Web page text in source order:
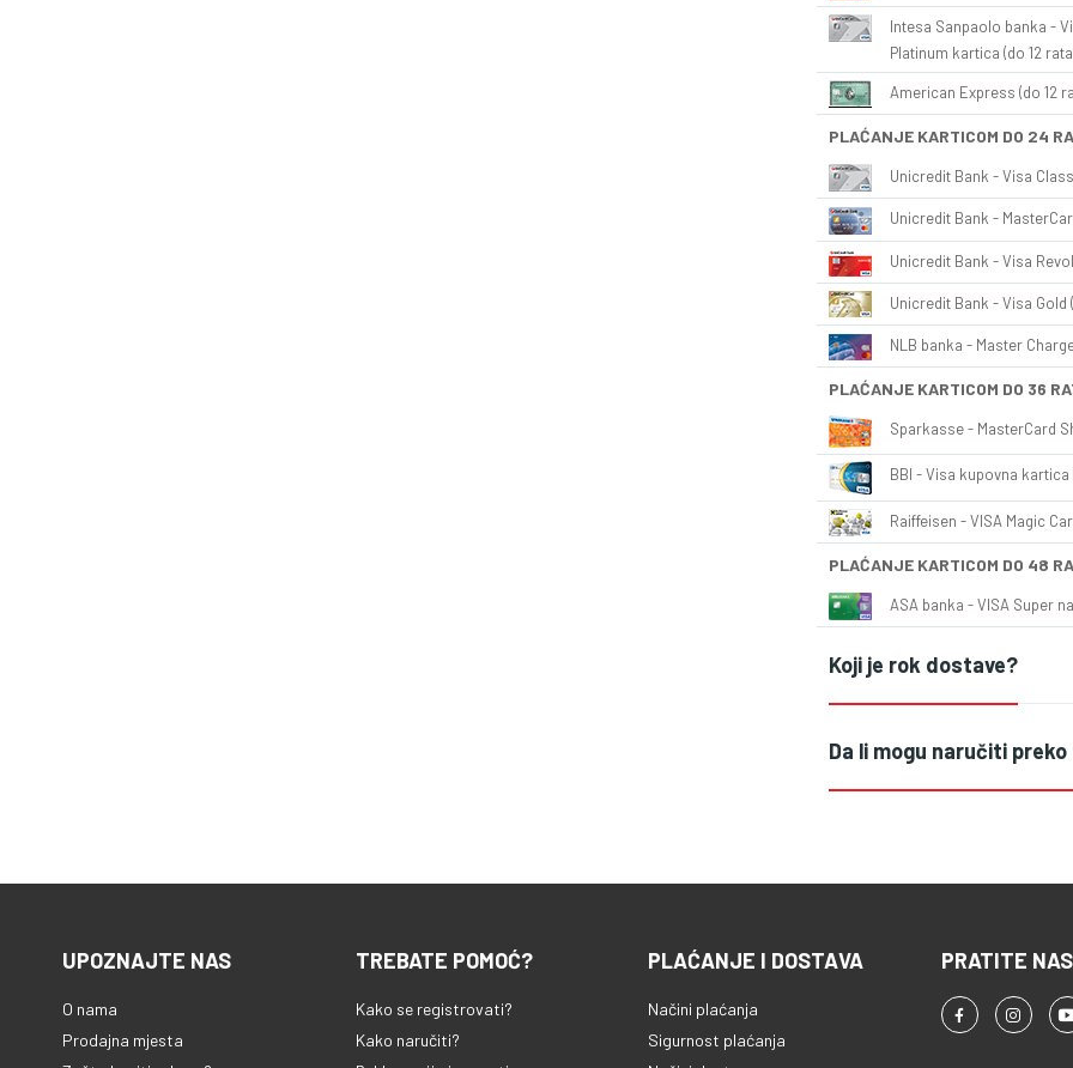
Intesa Sanpaolo banka -
Platinum kartica (do 12
American Express (do 12
PLAĆANJE KARTICOM DO 24
Unicredit Bank - Visa
Unicredit Bank -
Unicredit Bank - Visa
Unicredit Bank - Visa Gold
NLB banka - Master
PLAĆANJE KARTICOM DO 36
Sparkasse - MasterCard
BBI - Visa kupovna kartica
Raiffeisen - VISA Magic
PLAĆANJE KARTICOM DO 48
ASA banka - VISA Super
Koji je rok dostave?
Da li mogu naručiti
UPOZNAJTE NAS
O nama
Prodajna mjesta
TREBATE POMOĆ?
Kako se registrovati?
Kako naručiti?
PLAĆANJE I DOSTAVA
Načini plaćanja
Sigurnost plaćanja
PRATITE NAS